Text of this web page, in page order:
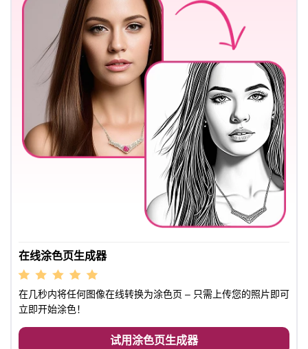
在线涂色页生成器
在几秒内将任何图像在线转换为涂色页 – 只需上传您的照片即可
立即开始涂色！
试用涂色页生成器